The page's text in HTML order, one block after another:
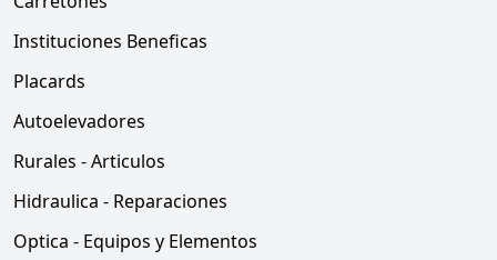
Instituciones Beneficas
Placards
Autoelevadores
Rurales - Articulos
Hidraulica - Reparaciones
Optica - Equipos y Elementos